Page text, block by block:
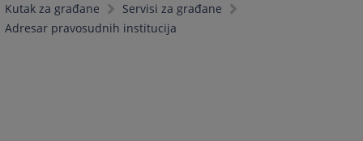
Kutak za građane
Servisi za građane
Adresar pravosudnih institucija